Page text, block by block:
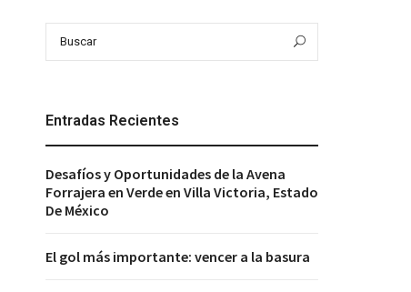
Buscar
Entradas Recientes
Desafíos y Oportunidades de la Avena
Forrajera en Verde en Villa Victoria, Estado
De México
El gol más importante: vencer a la basura